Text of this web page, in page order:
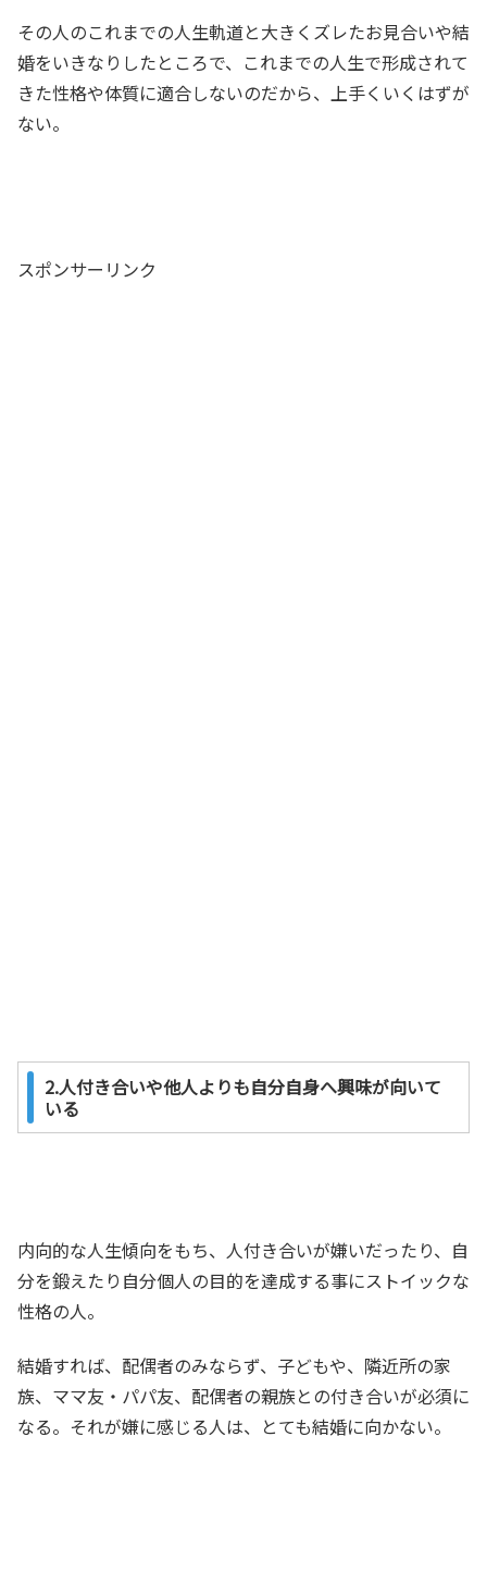
その人のこれまでの人生軌道と大きくズレたお見合いや結
婚をいきなりしたところで、これまでの人生で形成されて
きた性格や体質に適合しないのだから、上手くいくはずが
ない。
スポンサーリンク
2.人付き合いや他人よりも自分自身へ興味が向いて
いる
内向的な人生傾向をもち、人付き合いが嫌いだったり、自
分を鍛えたり自分個人の目的を達成する事にストイックな
性格の人。
結婚すれば、配偶者のみならず、子どもや、隣近所の家
族、ママ友・パパ友、配偶者の親族との付き合いが必須に
なる。それが嫌に感じる人は、とても結婚に向かない。